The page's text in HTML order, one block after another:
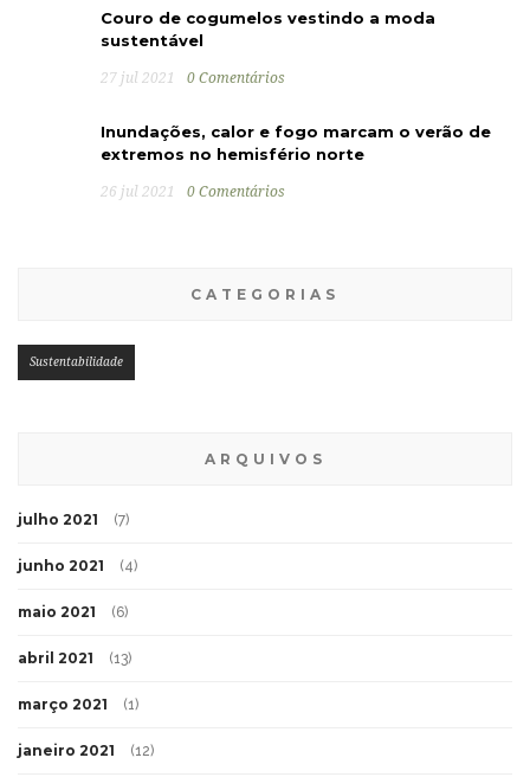
Couro de cogumelos vestindo a moda
sustentável
27 jul 2021 0 Comentários
Inundações, calor e fogo marcam o verão de
extremos no hemisfério norte
26 jul 2021 0 Comentários
CATEGORIAS
Sustentabilidade
ARQUIVOS
julho 2021 (7)
junho 2021 (4)
maio 2021 (6)
abril 2021 (13)
março 2021 (1)
janeiro 2021 (12)